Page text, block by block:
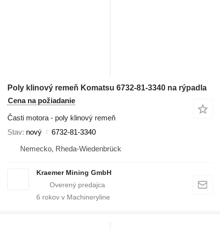
Poly klinový remeň Komatsu 6732-81-3340 na rýpadla
Cena na požiadanie
Časti motora - poly klinový remeň
Stav nový
6732-81-3340
Nemecko, Rheda-Wiedenbrück
Kraemer Mining GmbH
6 rokov v Machineryline